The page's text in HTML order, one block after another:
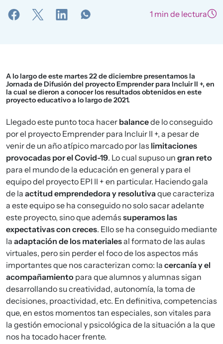
1 min de lectura
A lo largo de este martes 22 de diciembre presentamos la
Jornada de Difusión del proyecto Emprender para Incluir II +, en
la cual se dieron a conocer los resultados obtenidos en este
proyecto educativo a lo largo de 2021.
Llegado este punto toca hacer balancede lo conseguido
por el proyecto Emprender para Incluir II +, a pesar de
venir de un año atípico marcado por las limitaciones
provocadas por el Covid-19. Lo cual supuso un gran reto
para el mundo de la educación en general y para el
equipo del proyecto EPI II + en particular. Haciendo gala
de la actitud emprendedora y resolutiva que caracteriza
a este equipo se ha conseguido no solo sacar adelante
este proyecto, sino que además superamos las
expectativas con creces. Ello se ha conseguido mediante
la adaptación de los materialesal formato de las aulas
virtuales, pero sin perder el foco de los aspectos más
importantes que nos caracterizan como: la cercanía y el
acompañamiento para que alumnos y alumnas sigan
desarrollando su creatividad, autonomía, la toma de
decisiones, proactividad, etc. En definitiva, competencias
que, en estos momentos tan especiales, son vitales para
la gestión emocional y psicológica de la situación a la que
nos ha tocado hacer frente.